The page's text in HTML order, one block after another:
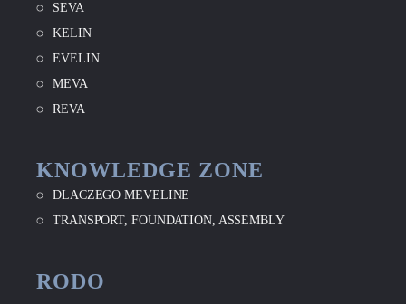
SEVA
KELIN
EVELIN
MEVA
REVA
KNOWLEDGE ZONE
DLACZEGO MEVELINE
TRANSPORT, FOUNDATION, ASSEMBLY
RODO